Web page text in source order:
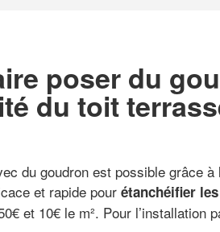
poser du
du toit
du goudron est possible grâce à
et rapide pour étanchéifier
et 10€ le m². Pour l’installation